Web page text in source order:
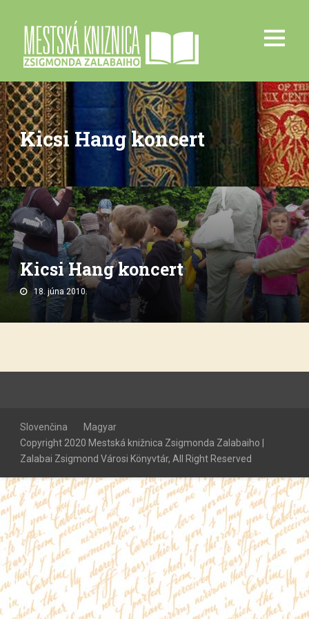
Kicsi Hang koncert
Kicsi Hang koncert
18. júna 2010.
Slovenčina
Magyar
Copyright 2020 Mestská knižnica Zsigmonda Zalabaiho |
Zalabai Zsigmond Városi Könyvtár, All Right Reserved